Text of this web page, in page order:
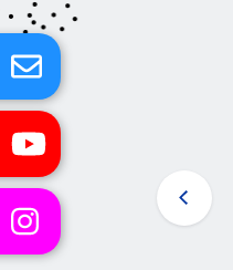
Bendi Nedir?
sonucu oluşan seller ve
yukarı havzalardan
gövdelerini, dalları,